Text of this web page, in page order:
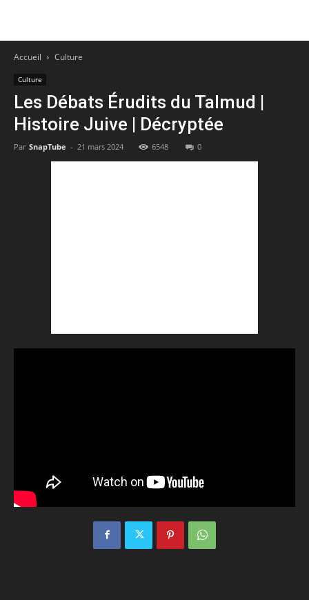
Accueil Culture
Culture
Les Débats Érudits du Talmud |
Histoire Juive | Décryptée
Par SnapTube - 21 mars 2024 6548 0